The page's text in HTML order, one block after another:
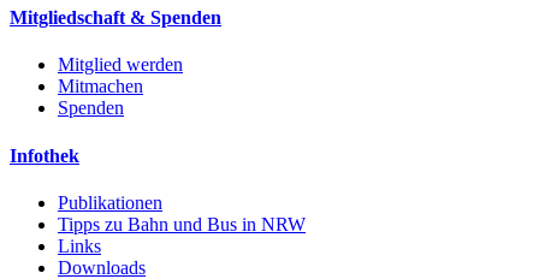
Mitgliedschaft & Spenden
Mitglied werden
Mitmachen
Spenden
Infothek
Publikationen
Tipps zu Bahn und Bus in NRW
Links
Downloads